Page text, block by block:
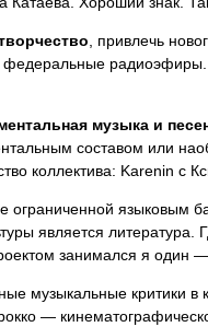
, привлечь
федеральные
музыка и
составом или
коллектива: Karenin с
ограниченной языковым
является литература.
занимался я один
музыкальные критики в
—